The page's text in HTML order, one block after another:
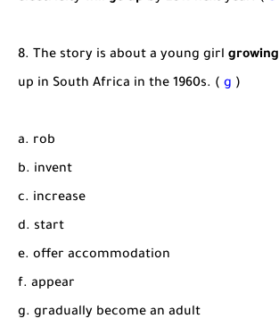
8. The story is about a young girl growing
up in South Africa in the 1960s. ( g )
a. rob
b. invent
c. increase
d. start
e. offer accommodation
f. appear
g. gradually become an adult